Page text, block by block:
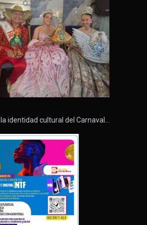
identidad cultural del Carnaval…